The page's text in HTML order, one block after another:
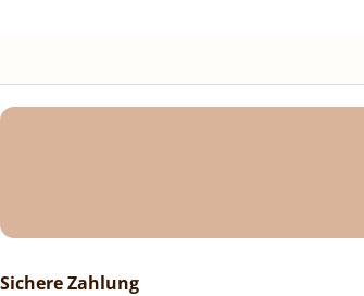
Sichere Zahlung